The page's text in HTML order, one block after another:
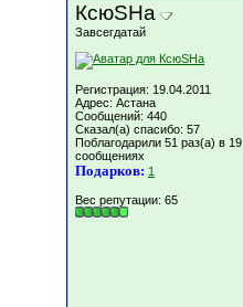
КсюSHа
Завсегдатай
Регистрация: 19.04.2011
Адрес: Астана
Сообщений: 440
Сказал(а) спасибо: 57
Поблагодарили 51 раз(а) в 19
сообщениях
Подарков: 1
Вес репутации: 65